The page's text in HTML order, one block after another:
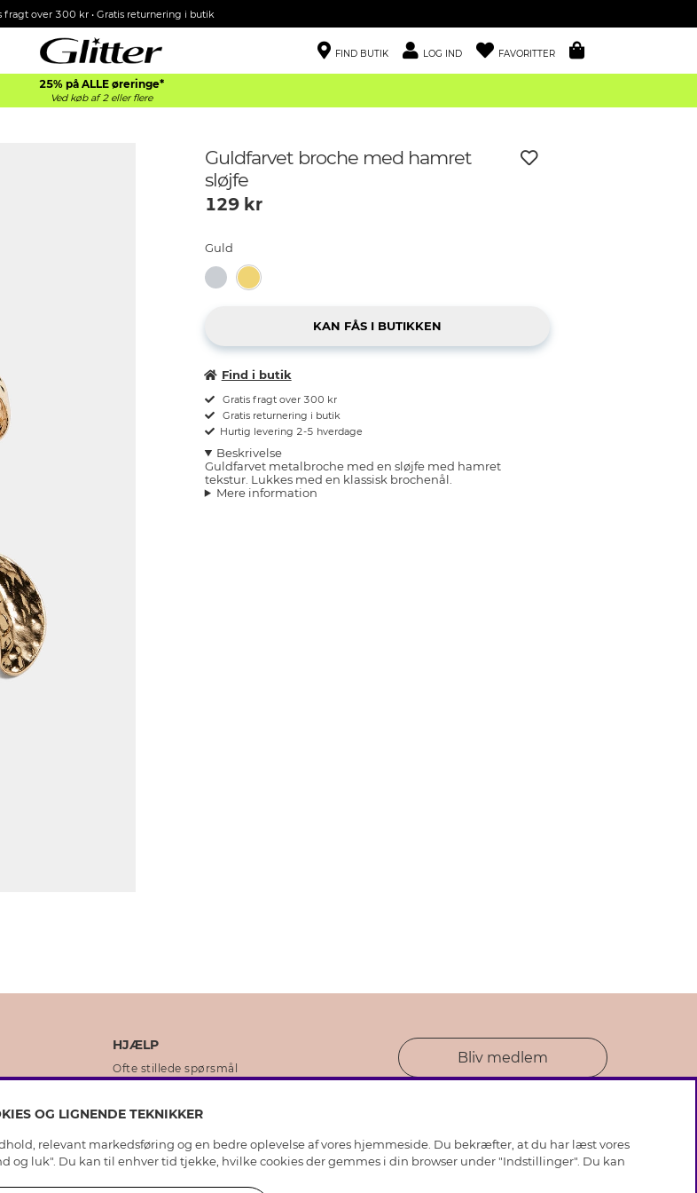
fragt over 300 kr • Gratis returnering i butik
FIND BUTIK LOG IND FAVORITTER
25% på ALLE øreringe*
Ved køb af 2 eller flere
Guldfarvet broche med hamret
sløjfe
129kr
Guld
Find i butik
Gratis fragt over 300 kr
Gratis returnering i butik
Hurtig levering 2-5 hverdage
Beskrivelse
Guldfarvet metalbroche med en sløjfe med hamret
tekstur. Lukkes med en klassisk brochenål.
Mere information
HJÆLP
Ofte stillede spørsmål
Plejeråd ægte sølv
Plejeråd skindhandsker
Bliv medlem
OG LIGNENDE TEKNIKKER
relevant markedsføring og en bedre oplevelse af vores hjemmeside. Du bekræfter, at du har læst vores
og luk". Du kan til enhver tid tjekke, hvilke cookies der gemmes i din browser under "Indstillinger". Du kan